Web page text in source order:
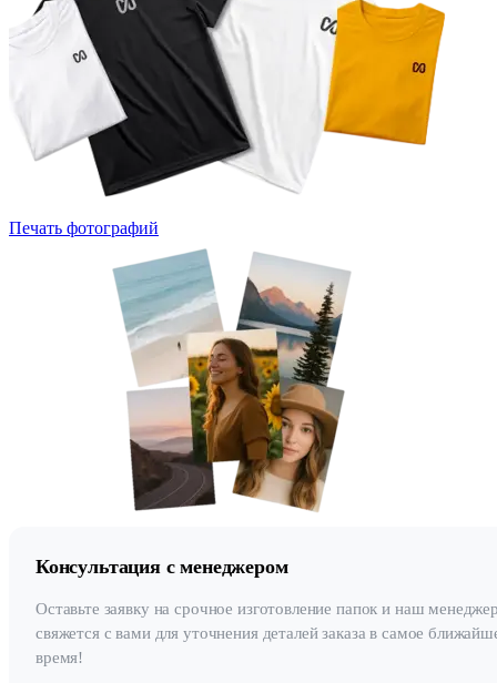
Печать фотографий
Консультация с менеджером
Оставьте заявку на срочное изготовление папок и наш
свяжется с вами для уточнения деталей заказа в самое
время!